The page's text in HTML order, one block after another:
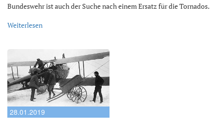
Bundeswehr ist auch der Suche nach einem Ersatz für die Tornados.
Weiterlesen
28.01.2019